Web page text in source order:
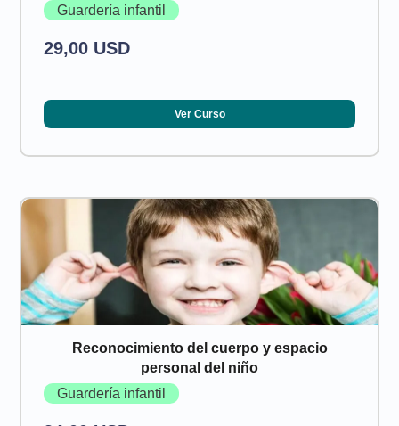
Guardería infantil
29,00 USD
Ver Curso
Reconocimiento del cuerpo y espacio
personal del niño
Guardería infantil